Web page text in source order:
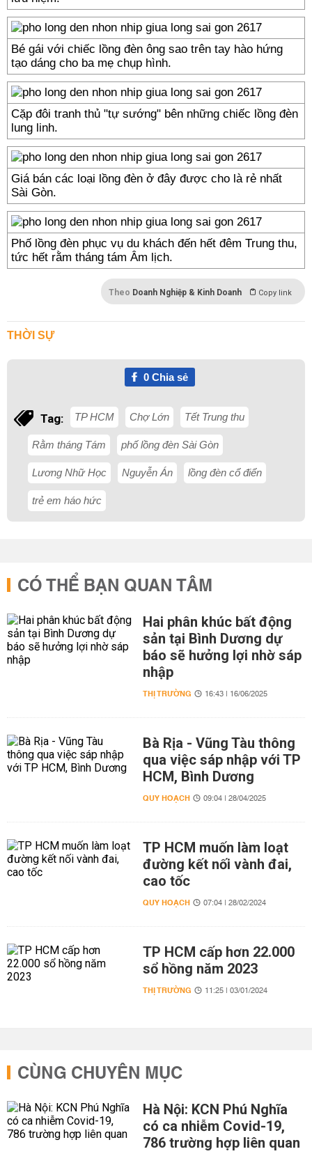
Bé gái với chiếc lồng đèn ông sao trên tay hào hứng
tạo dáng cho ba mẹ chụp hình.
Cặp đôi tranh thủ "tự sướng" bên những chiếc lồng đèn
lung linh.
Giá bán các loại lồng đèn ở đây được cho là rẻ nhất
Sài Gòn.
Phố lồng đèn phục vụ du khách đến hết đêm Trung thu,
tức hết rằm tháng tám Âm lịch.
Theo Doanh Nghiệp & Kinh Doanh Copy link
THỜI SỰ
0Chia sẻ
Tag: TP HCM Chợ Lớn Tết Trung thu
Rằm tháng Tám phố lồng đèn Sài Gòn
Lương Nhữ Học Nguyễn Án lồng đèn cổ điển
trẻ em háo hức
CÓ THỂ BẠN QUAN TÂM
Hai phân khúc bất động
sản tại Bình Dương dự
báo sẽ hưởng lợi nhờ sáp
nhập
THỊ TRƯỜNG 16:43 | 16/06/2025
Bà Rịa - Vũng Tàu thông
qua việc sáp nhập với TP
HCM, Bình Dương
QUY HOẠCH 09:04 | 28/04/2025
TP HCM muốn làm loạt
đường kết nối vành đai,
cao tốc
QUY HOẠCH 07:04 | 28/02/2024
TP HCM cấp hơn 22.000
sổ hồng năm 2023
THỊ TRƯỜNG 11:25 | 03/01/2024
CÙNG CHUYÊN MỤC
Hà Nội: KCN Phú Nghĩa
có ca nhiễm Covid-19,
786 trường hợp liên quan